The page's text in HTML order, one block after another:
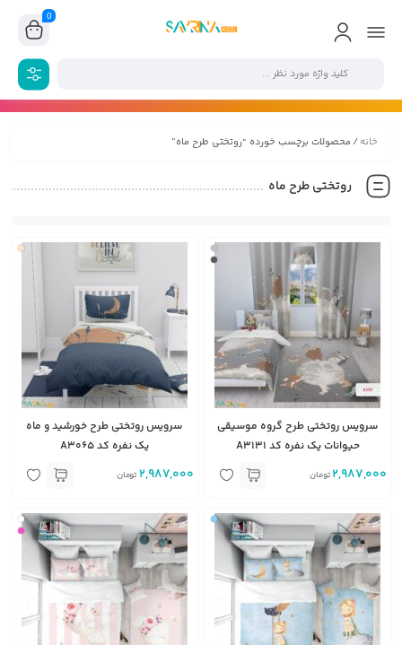
0
خانه/ محصولات برچسب خورده “روتختی طرح ماه”
روتختی طرح ماه
سرویس روتختی طرح گروه موسیقی
حیوانات یک نفره کد A3131
2,987,000 تومان
سرویس روتختی طرح خورشید و ماه
یک نفره کد A3065
2,987,000 تومان